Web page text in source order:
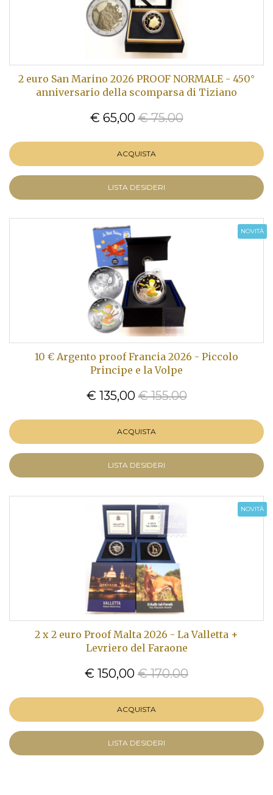
2 euro San Marino 2026 PROOF NORMALE - 450°
anniversario della scomparsa di Tiziano
€ 65,00 € 75.00
ACQUISTA
LISTA DESIDERI
NOVITÀ
10 € Argento proof Francia 2026 - Piccolo
Principe e la Volpe
€ 135,00 € 155.00
ACQUISTA
LISTA DESIDERI
NOVITÀ
2 x 2 euro Proof Malta 2026 - La Valletta +
Levriero del Faraone
€ 150,00 € 170.00
ACQUISTA
LISTA DESIDERI